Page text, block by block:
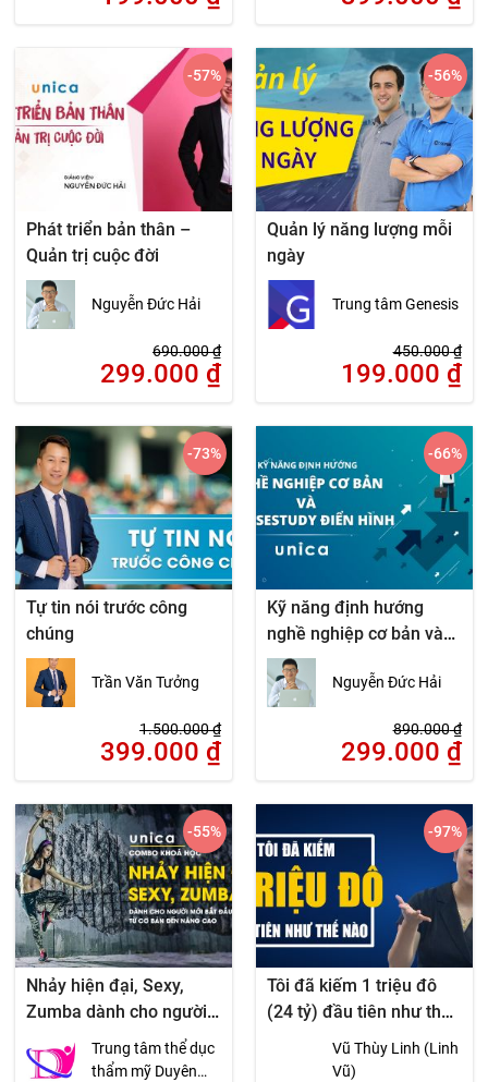
Phát triển bản thân –
Quản trị cuộc đời
Nguyễn Đức Hải
690.000₫
299.000 ₫
-57%
Quản lý năng lượng mỗi
ngày
Trung tâm Genesis
450.000₫
199.000 ₫
-56%
Tự tin nói trước công
chúng
Trần Văn Tưởng
1.500.000₫
399.000 ₫
-73%
Kỹ năng định hướng
nghề nghiệp cơ bản và
11 casestudy điển hình
Nguyễn Đức Hải
890.000₫
299.000 ₫
-66%
Nhảy hiện đại, Sexy,
Zumba dành cho người
mới bắt đầu từ cơ bản
đến nâng cao
Trung tâm thể dục
thẩm mỹ Duyên
-55%
Tôi đã kiếm 1 triệu đô
(24 tỷ) đầu tiên như thế
Vũ Thùy Linh (Linh
Vũ)
-97%